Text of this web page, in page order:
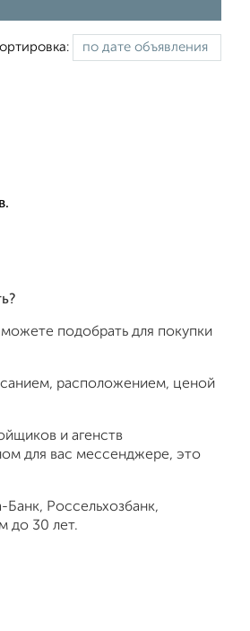
подобрать для покупки
расположением, ценой
и агенств
для вас мессенджере, это
Россельхозбанк,
до 30 лет.